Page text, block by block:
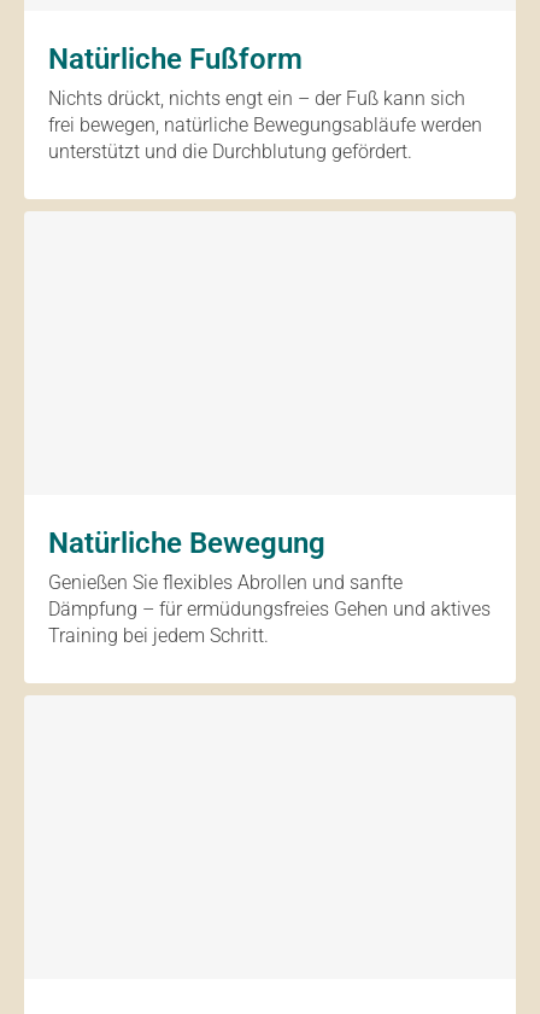
Natürliche Fußform
Nichts drückt, nichts engt ein – der Fuß kann sich
frei bewegen, natürliche Bewegungsabläufe werden
unterstützt und die Durchblutung gefördert.
Natürliche Bewegung
Genießen Sie flexibles Abrollen und sanfte
Dämpfung – für ermüdungsfreies Gehen und aktives
Training bei jedem Schritt.